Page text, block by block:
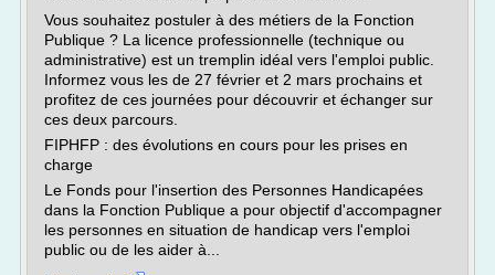
Vous souhaitez postuler à des métiers de la Fonction
Publique ? La licence professionnelle (technique ou
administrative) est un tremplin idéal vers l'emploi public.
Informez vous les de 27 février et 2 mars prochains et
profitez de ces journées pour découvrir et échanger sur
ces deux parcours.
FIPHFP : des évolutions en cours pour les prises en
charge
Le Fonds pour l'insertion des Personnes Handicapées
dans la Fonction Publique a pour objectif d'accompagner
les personnes en situation de handicap vers l'emploi
public ou de les aider à...